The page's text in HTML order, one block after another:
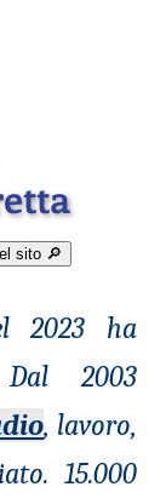
sito 🔎︎
2023 ha
2003
, lavoro,
15.000